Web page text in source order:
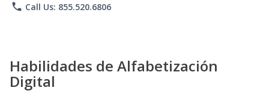
phone Call Us: 855.520.6806
Habilidades de Alfabetización
Digital